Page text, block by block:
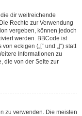
dir weitreichende
Rechte zur Verwendung
vergeben, können jedoch
werden. BBCode ist
eckigen („[“ und „]“) statt
Informationen zu
die von der Seite zur
zu verwenden. Die meisten